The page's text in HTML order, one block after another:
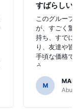
すばらしい
このグルー
が、すごく驚
持ち、すでに
り、友達や
手頃な価格で
う。
M
Abu